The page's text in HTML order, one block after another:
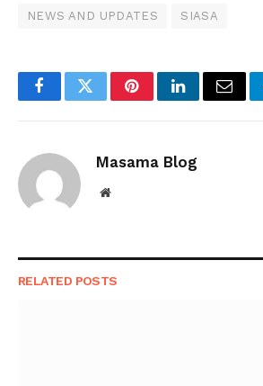
NEWS AND UPDATES SIASA
FacebookTwitterPinterestLinkedInEmail
Masama Blog
Website
RELATED POSTS